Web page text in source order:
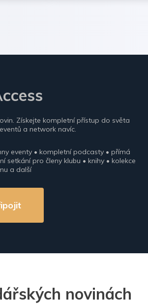
Získejte kompletní přístup do světa
a network navíc.
eventy • kompletní podcasty • přímá
setkání pro členy klubu • knihy • kolekce
a další
novinách